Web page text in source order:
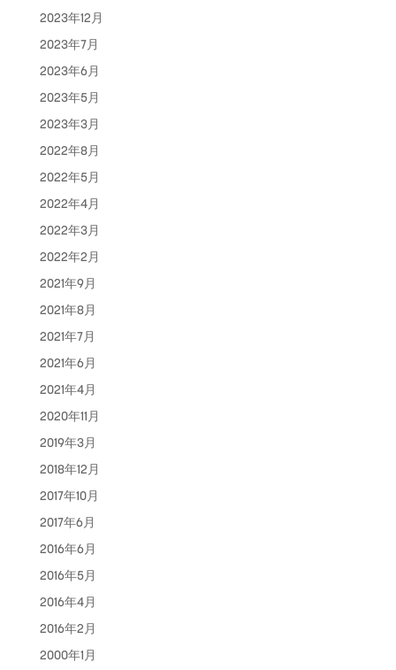
2023年12月
2023年7月
2023年6月
2023年5月
2023年3月
2022年8月
2022年5月
2022年4月
2022年3月
2022年2月
2021年9月
2021年8月
2021年7月
2021年6月
2021年4月
2020年11月
2019年3月
2018年12月
2017年10月
2017年6月
2016年6月
2016年5月
2016年4月
2016年2月
2000年1月